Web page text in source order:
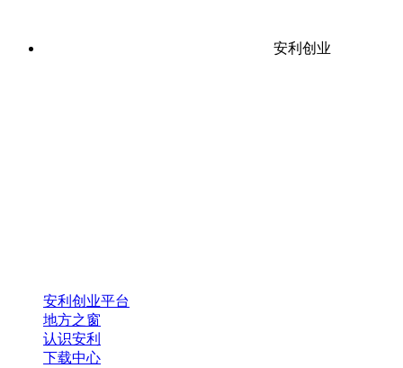
安利创业
安利创业平台
地方之窗
认识安利
下载中心